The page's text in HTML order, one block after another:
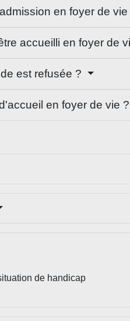
en foyer de vie
accueilli en foyer de
est refusée ?
en foyer de vie ?
de handicap